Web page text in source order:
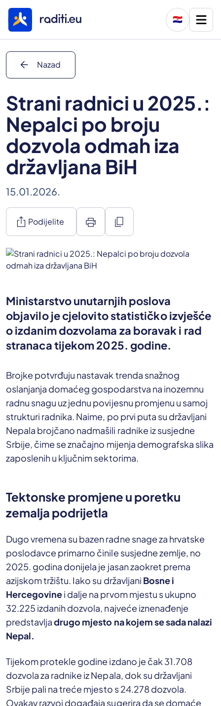
🇭🇷
arrow_back Nazad
Strani radnici u 2025.:
Nepalci po broju
dozvola odmah iza
državljana BiH
15.01.2026.
ios_share Podijelite print content_copy
Ministarstvo unutarnjih poslova
objavilo je cjelovito statističko izvješće
o izdanim dozvolama za boravak i rad
stranaca tijekom 2025. godine.
Brojke potvrđuju nastavak trenda snažnog
oslanjanja domaćeg gospodarstva na inozemnu
radnu snagu uz jednu povijesnu promjenu u samoj
strukturi radnika. Naime, po prvi puta su državljani
Nepala brojčano nadmašili radnike iz susjedne
Srbije, čime se značajno mijenja demografska slika
zaposlenih u ključnim sektorima.
Tektonske promjene u poretku
zemalja podrijetla
Dugo vremena su bazen radne snage za hrvatske
poslodavce primarno činile susjedne zemlje, no
2025. godina donijela je jasan zaokret prema
azijskom tržištu. Iako su državljani Bosne i
Hercegovinei dalje na prvom mjestu s ukupno
32.225 izdanih dozvola, najveće iznenađenje
predstavljadrugo mjesto na kojem se sada nalazi
Nepal.
Tijekom protekle godine izdano je čak 31.708
dozvola za radnike iz Nepala, dok su državljani
Srbije pali na treće mjesto s 24.278 dozvola.
Ovakav razvoj događaja sugerira da se domaće